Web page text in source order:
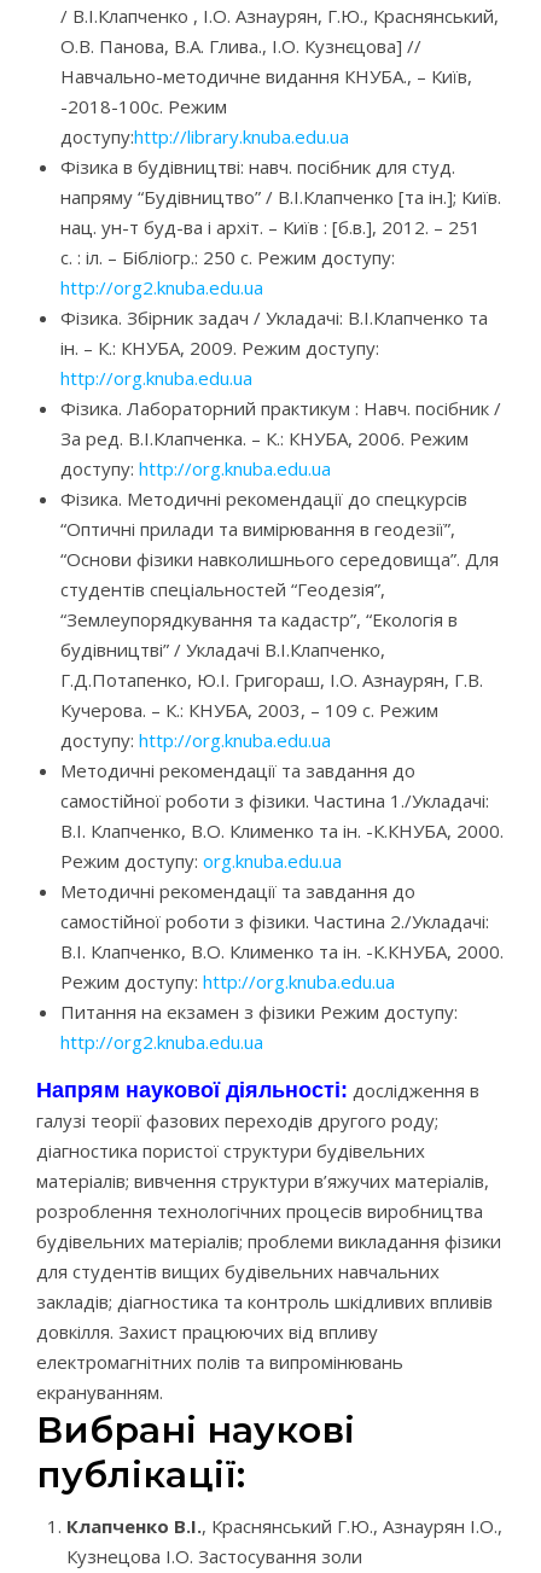
/ В.І.Клапченко , І.О. Азнаурян, Г.Ю., Краснянський,
О.В. Панова, В.А. Глива., І.О. Кузнєцова] //
Навчально-методичне видання КНУБА., – Київ,
-2018-100с. Режим
доступу:http://library.knuba.edu.ua
Фізика в будівництві: навч. посібник для студ.
напряму “Будівництво” / В.І.Клапченко [та ін.]; Київ.
нац. ун-т буд-ва і архіт. – Київ : [б.в.], 2012. – 251
с. : іл. – Бібліогр.: 250 с. Режим доступу:
http://org2.knuba.edu.ua
Фізика. Збірник задач / Укладачі: В.І.Клапченко та
ін. – К.: КНУБА, 2009. Режим доступу:
http://org.knuba.edu.ua
Фізика. Лабораторний практикум : Навч. посібник /
За ред. В.І.Клапченка. – К.: КНУБА, 2006. Режим
доступу: http://org.knuba.edu.ua
Фізика. Методичні рекомендації до спецкурсів
“Оптичні прилади та вимірювання в геодезії”,
“Основи фізики навколишнього середовища”. Для
студентів спеціальностей “Геодезія”,
“Землеупорядкування та кадастр”, “Екологія в
будівництві” / Укладачі В.І.Клапченко,
Г.Д.Потапенко, Ю.І. Григораш, І.О. Азнаурян, Г.В.
Кучерова. – К.: КНУБА, 2003, – 109 с. Режим
доступу: http://org.knuba.edu.ua
Методичні рекомендації та завдання до
самостійної роботи з фізики. Частина 1./Укладачі:
В.І. Клапченко, В.О. Клименко та ін. -К.КНУБА, 2000.
Режим доступу: org.knuba.edu.ua
Методичні рекомендації та завдання до
самостійної роботи з фізики. Частина 2./Укладачі:
В.І. Клапченко, В.О. Клименко та ін. -К.КНУБА, 2000.
Режим доступу: http://org.knuba.edu.ua
Питання на екзамен з фізики Режим доступу:
http://org2.knuba.edu.ua
Напрям наукової діяльності: дослідження в
галузі теорії фазових переходів другого роду;
діагностика пористої структури будівельних
матеріалів; вивчення структури в’яжучих матеріалів,
розроблення технологічних процесів виробництва
будівельних матеріалів; проблеми викладання фізики
для студентів вищих будівельних навчальних
закладів; діагностика та контроль шкідливих впливів
довкілля. Захист працюючих від впливу
електромагнітних полів та випромінювань
екрануванням.
Вибрані наукові
публікації:
Клапченко В.І., Краснянський Г.Ю., Азнаурян І.О.,
Кузнецова І.О. Застосування золи